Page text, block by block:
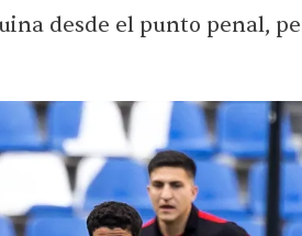
desde el punto penal,